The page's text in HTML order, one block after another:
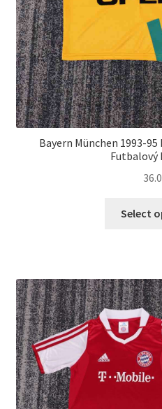
Bayern München 1993-
36.0
Select